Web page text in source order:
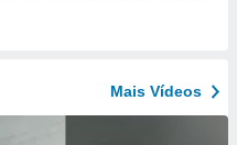
Mais Vídeos